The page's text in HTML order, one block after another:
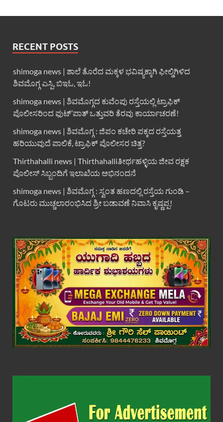
RECENT POSTS
shimoga news | ಶಾಲೆ ತೊರೆದ ಮಕ್ಕಳ ಭವಿಷ್ಯಕ್ಕಾಗಿ ಫೀಲ್ಡಿಗಿಳಿದ
ಶಿವಮೊಗ್ಗ ಎಸ್ಪಿ, ಬಿಇಓ, ಇಓ!
shimoga news | ಶಿವಮೊಗ್ಗದ ಕುವೆಂಪು ರಸ್ತೆಯಲ್ಲಿ ಟ್ರಾಫಿಕ್
ಪೊಲೀಸರಿಂದ ಫುಟ್’ಪಾತ್ ಒತ್ತುವರಿ ತೆರವು ಕಾರ್ಯಾಚರಣೆ!
shimoga news | ಶಿವಮೊಗ್ಗ : ಜಿಪಂ ಕಚೇರಿ ಪಕ್ಕದ ರಸ್ತೆಯತ್ತ
ಹರಿಯುವುದೆ ಪಾಲಿಕೆ, ಟ್ರಾಫಿಕ್ ಪೊಲೀಸರ ಚಿತ್ತ?
Thirthahalli news | Thirthahalliತೀರ್ಥಹಳ್ಳಿಯ ಜೀವ ರಕ್ಷಕ
ಪೊಲೀಸ್ ಸಿಬ್ಬಂದಿಗೆ ಇಲಾಖೆಯ ಅಭಿನಂದನೆ
shimoga news | ಶಿವಮೊಗ್ಗ : ಸ್ವಂತ ಹಣದಲ್ಲಿ ರಸ್ತೆಯ ಗುಂಡಿ –
ಗೊಟರು ಮುಚ್ಚಲಾರಂಭಿಸಿದ ಶ್ರೀ ಬಡಾವಣೆ ನಿವಾಸಿ ಕೃಷ್ಣಪ್ಪ!